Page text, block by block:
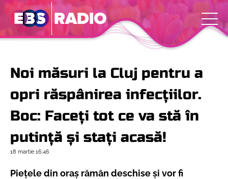
Noi măsuri la Cluj pentru a
opri răspânirea infecțiilor.
Boc: Faceți tot ce va stă în
putință și stați acasă!
18 martie 16:46
Piețele din oraș rămân deschise și vor fi